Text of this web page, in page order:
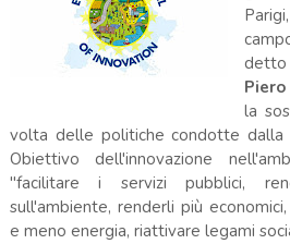
Piero
la
volta delle politiche condotte dalla
Obiettivo dell'innovazione
"facilitare i servizi pubblici,
sull'ambiente, renderli più
e meno energia, riattivare legami